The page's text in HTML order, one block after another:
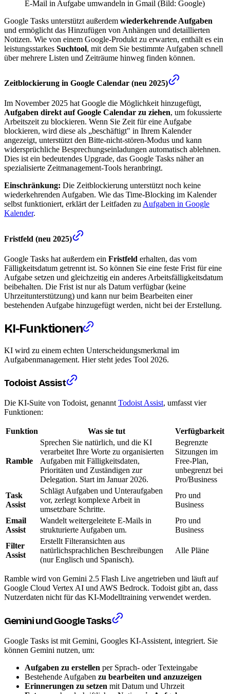
E-Mail in Aufgabe umwandeln in Gmail (Bild: Google)
Google Tasks unterstützt außerdem wiederkehrende Aufgaben
und ermöglicht das Hinzufügen von Anhängen und detaillierten
Notizen. Wie von einem Google-Produkt zu erwarten, enthält es ein
leistungsstarkes Suchtool, mit dem Sie bestimmte Aufgaben schnell
über mehrere Listen und Zeiträume hinweg finden können.
Zeitblockierung in Google Calendar (neu 2025)
Im November 2025 hat Google die Möglichkeit hinzugefügt,
Aufgaben direkt auf Google Calendar zu ziehen, um fokussierte
Arbeitszeit zu blockieren. Wenn Sie Zeit für eine Aufgabe
blockieren, wird diese als „beschäftigt" in Ihrem Kalender
angezeigt, unterstützt den Bitte-nicht-stören-Modus und kann
widersprüchliche Besprechungseinladungen automatisch ablehnen.
Dies ist ein bedeutendes Upgrade, das Google Tasks näher an
spezialisierte Zeitmanagement-Tools heranbringt.
Einschränkung: Die Zeitblockierung unterstützt noch keine
wiederkehrenden Aufgaben. Wie das Time-Blocking im Kalender
selbst funktioniert, erklärt der Leitfaden zu Aufgaben in Google
Kalender.
Fristfeld (neu 2025)
Google Tasks hat außerdem ein Fristfeld erhalten, das vom
Fälligkeitsdatum getrennt ist. So können Sie eine feste Frist für eine
Aufgabe setzen und gleichzeitig ein anderes Arbeitsfälligkeitsdatum
beibehalten. Die Frist ist nur als Datum verfügbar (keine
Uhrzeitunterstützung) und kann nur beim Bearbeiten einer
bestehenden Aufgabe hinzugefügt werden, nicht bei der Erstellung.
KI-Funktionen
KI wird zu einem echten Unterscheidungsmerkmal im
Aufgabenmanagement. Hier steht jedes Tool 2026.
Todoist Assist
Die KI-Suite von Todoist, genannt Todoist Assist, umfasst vier
Funktionen:
Funktion Was sie tut Verfügbarkeit
Ramble
Sprechen Sie natürlich, und die KI
verarbeitet Ihre Worte zu organisierten
Aufgaben mit Fälligkeitsdaten,
Prioritäten und Zuständigen zur
Delegation. Start im Januar 2026.
Begrenzte
Sitzungen im
Free-Plan,
unbegrenzt bei
Pro/Business
Task
Assist
Schlägt Aufgaben und Unteraufgaben
vor, zerlegt komplexe Arbeit in
umsetzbare Schritte.
Pro und
Business
Email
Assist
Wandelt weitergeleitete E-Mails in
strukturierte Aufgaben um.
Pro und
Business
Filter
Assist
Erstellt Filteransichten aus
natürlichsprachlichen Beschreibungen
(nur Englisch und Spanisch).
Alle Pläne
Ramble wird von Gemini 2.5 Flash Live angetrieben und läuft auf
Google Cloud Vertex AI und AWS Bedrock. Todoist gibt an, dass
Nutzerdaten nicht für das KI-Modelltraining verwendet werden.
Gemini und Google Tasks
Google Tasks ist mit Gemini, Googles KI-Assistent, integriert. Sie
können Gemini nutzen, um:
Aufgaben zu erstellen per Sprach- oder Texteingabe
Bestehende Aufgaben zu bearbeiten und anzuzeigen
Erinnerungen zu setzen mit Datum und Uhrzeit